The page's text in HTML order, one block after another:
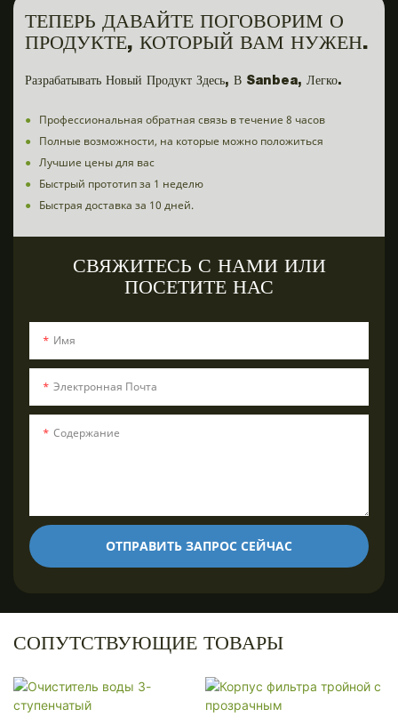
ТЕПЕРЬ ДАВАЙТЕ ПОГОВОРИМ О
ПРОДУКТЕ, КОТОРЫЙ ВАМ НУЖЕН.
Разрабатывать Новый Продукт Здесь, В Sanbea, Легко.
● Профессиональная обратная связь в течение 8 часов
● Полные возможности, на которые можно положиться
● Лучшие цены для вас
● Быстрый прототип за 1 неделю
● Быстрая доставка за 10 дней.
СВЯЖИТЕСЬ С НАМИ ИЛИ
ПОСЕТИТЕ НАС
Имя
Электронная Почта
Содержание
ОТПРАВИТЬ ЗАПРОС СЕЙЧАС
СОПУТСТВУЮЩИЕ ТОВАРЫ